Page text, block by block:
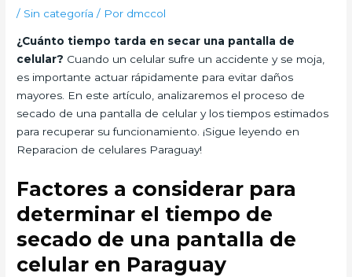
/ Sin categoría / Por dmccol
¿Cuánto tiempo tarda en secar una pantalla de
celular? Cuando un celular sufre un accidente y se moja,
es importante actuar rápidamente para evitar daños
mayores. En este artículo, analizaremos el proceso de
secado de una pantalla de celular y los tiempos estimados
para recuperar su funcionamiento. ¡Sigue leyendo en
Reparacion de celulares Paraguay!
Factores a considerar para
determinar el tiempo de
secado de una pantalla de
celular en Paraguay